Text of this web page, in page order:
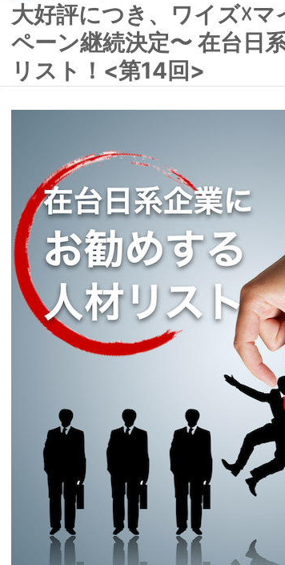
大好評につき、ワイズ☓
ペーン継続決定〜 在台日
リスト！<第14回>